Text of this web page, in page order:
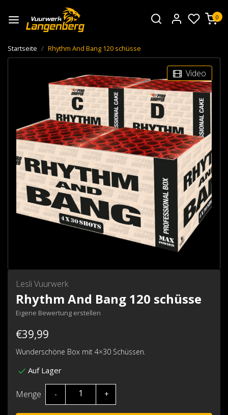
0
Startseite Rhythm And Bang 120 schüsse
Video
Lesli Vuurwerk
Rhythm And Bang 120 schüsse
Eigene Bewertung erstellen
€39,99
Wunderschöne Box mit 4×30 Schüssen.
Auf Lager
Menge - +